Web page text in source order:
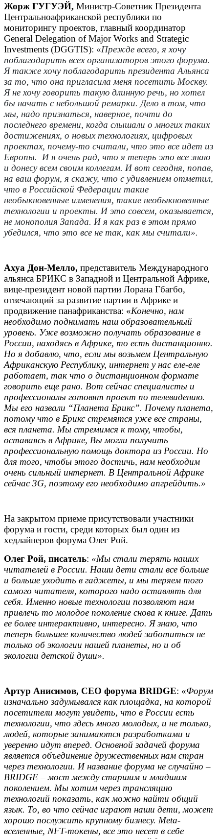
Жорж ГУГУЭЙ, Министр-Советник Президента
Центральноафриканской республики по
мониторингу проектов, главный координатор
General Delegation of Major Works and Strategic
Investments (DGGTIS): «Прежде всего, я хочу
поблагодарить всех организаторов этого форума.
Я также хочу поблагодарить президента Альянса
за то, что она пригласила меня посетить Москву.
Я не хочу говорить такую длинную речь, но хотел
бы начать с небольшой ремарки. Дело в том, что
мы, надо признаться, наверное, почти до
последнего времени, когда слышали о многих таких
достижениях, о новых технологиях, цифровых
проектах, почему-то считали, что это все идет из
Европы. И я очень рад, что я теперь это все знаю
и донесу всем своим коллегам. И вот сегодня, попав,
на ваш форум, я скажу, что с удивлением отметил,
что в Российской Федерации такие
необыкновенные изменения, такие необыкновенные
технологии и проекты. И это совсем, оказывается,
не монополия Запада. И я как раз в этом прямо
убедился, что это все не так, как мы считали».
Ахуа Дон-Мелло, представитель Международного
альянса БРИКС в Западной и Центральной Африке,
вице-президент новой партии Лорана Гбагбо,
отвечающий за развитие партии в Африке и
продвижение панафриканства: «Конечно, нам
необходимо поднимать наш образовательный
уровень. Уже возможно получать образование в
России, находясь в Африке, то есть дистанционно.
Но я добавлю, что, если мы возьмем Центральную
Африканскую Республику, интернет у нас еле-еле
работает, так что о дистанционном формате
говорить еще рано. Вот сейчас специалисты и
профессионалы готовят проект по телевидению.
Мы его назвали “Планета Брикс”. Почему планета,
потому что в Брикс стремятся уже все страны,
вся планета. Мы стремимся к тому, чтобы,
оставаясь в Африке, Вы могли получить
профессиональную помощь доктора из России. Но
для того, чтобы этого достичь, нам необходим
очень сильный интернет. В Центральной Африке
сейчас 3G, поэтому его необходимо апгрейдить.»
На закрытом приеме присутствовали участники
форума и гости, среди которых был один из
хедлайнеров форума Олег Рой.
Олег Рой, писатель: «Мы стали терять наших
читателей в России. Наши дети стали все больше
и больше уходить в гаджеты, и мы теряем того
самого читателя, которого надо оставлять для
себя. Именно новые технологии позволяют нам
привлечь то молодое поколение снова к книге. Дать
ее более интерактивно, интересно. Я знаю, что
теперь большее количество людей заботиться не
только об экологии нашей планеты, но и об
экологии детской души».
Артур Анисимов, СЕО форума BRIDGE: «Форум
изначально задумывался как площадка, на которой
посетители могут увидеть, что в России есть
технологии, что здесь много молодых, и не только,
людей, которые занимаются разработками и
уверенно идут вперед. Основной задачей форума
является объединение дружественных нам стран
через технологии. И название форума не случайно –
BRIDGE – мост между старшим и младшим
поколением. Мы хотим через трансляцию
технологий показать, как можно найти общий
язык. То, во что сейчас играют наши дети, может
хорошо послужить крупному бизнесу. Meta-
вселенные, NFT-токены, все это несет в себе